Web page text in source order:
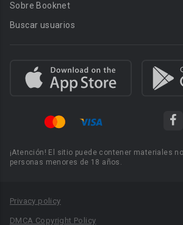
Sobre Booknet
Buscar usuarios
¡Atención! El sitio puede contener materiales
personas menores de 18 años.
Privacy policy
DMCA Copyright Policy